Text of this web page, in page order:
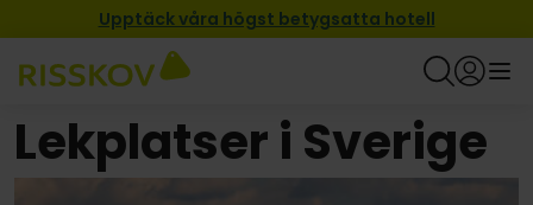
Upptäck våra högst betygsatta hotell
Lekplatser i Sverige